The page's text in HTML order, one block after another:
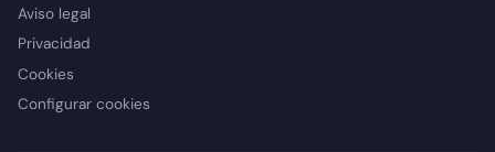
Aviso legal
Privacidad
Cookies
Configurar cookies